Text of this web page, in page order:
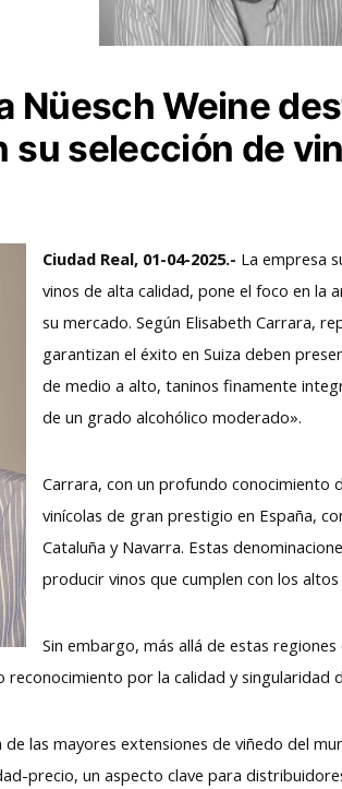
Nüesch Weine
su selección de
Ciudad Real, 01-04-2025.- La empresa
vinos de alta calidad, pone el foco en la
su mercado. Según Elisabeth Carrara,
garantizan el éxito en Suiza deben
de medio a alto, taninos finamente
de un grado alcohólico moderado».
Carrara, con un profundo conocimiento
vinícolas de gran prestigio en España,
Cataluña y Navarra. Estas
producir vinos que cumplen con los
Sin embargo, más allá de estas
reconocimiento por la calidad y singularidad
las mayores extensiones de viñedo del
precio, un aspecto clave para